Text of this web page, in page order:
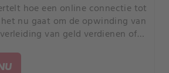
hoe een online connectie tot
nu gaat om de opwinding van
van geld verdienen of
heeft een tragisch einde.